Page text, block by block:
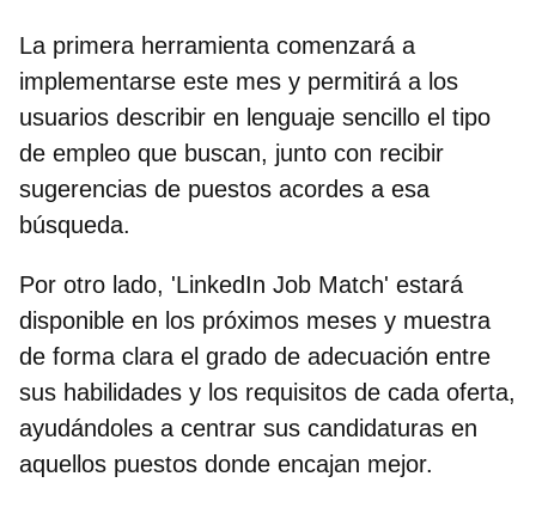
La primera herramienta comenzará a
implementarse este mes y permitirá a los
usuarios describir en lenguaje sencillo el tipo
de empleo que buscan, junto con recibir
sugerencias de puestos acordes a esa
búsqueda.
Por otro lado, 'LinkedIn Job Match' estará
disponible en los próximos meses y muestra
de forma clara el grado de adecuación entre
sus habilidades y los requisitos de cada oferta,
ayudándoles a centrar sus candidaturas en
aquellos puestos donde encajan mejor.